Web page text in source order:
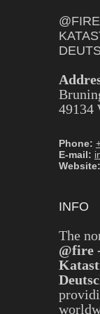
49134
Phone:
E-mail:
Website:
INFO
The
@fire